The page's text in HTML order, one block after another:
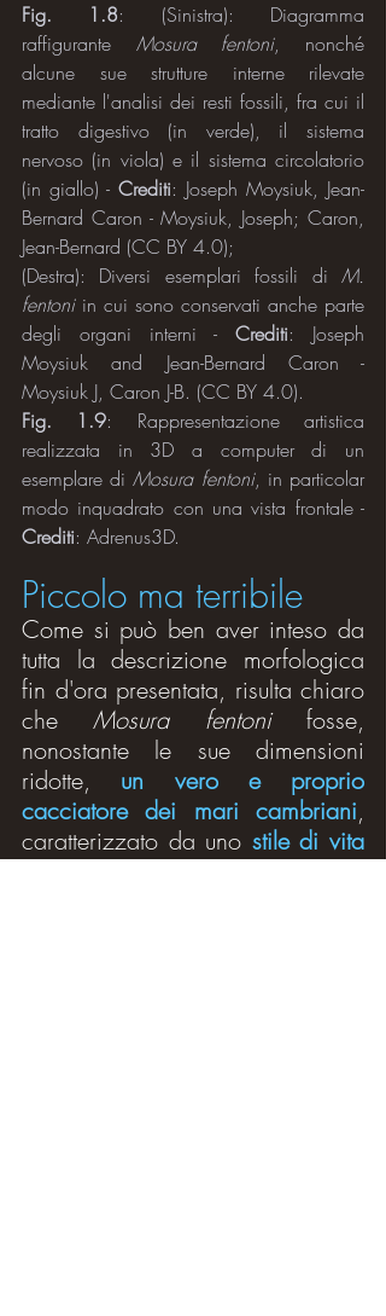
Fig. 1.8: (Sinistra): Diagramma
raffigurante Mosura fentoni, nonché
alcune sue strutture interne rilevate
mediante l'analisi dei resti fossili, fra cui il
tratto digestivo (in verde), il sistema
nervoso (in viola) e il sistema circolatorio
(in giallo) - Crediti: Joseph Moysiuk, Jean-
Bernard Caron - Moysiuk, Joseph; Caron,
Jean-Bernard (CC BY 4.0);
(Destra): Diversi esemplari fossili di M.
fentoni in cui sono conservati anche parte
degli organi interni - Crediti: Joseph
Moysiuk and Jean-Bernard Caron -
Moysiuk J, Caron J-B. (CC BY 4.0).
Fig. 1.9: Rappresentazione artistica
realizzata in 3D a computer di un
esemplare di Mosura fentoni, in particolar
Crediti: Adrenus3D.
Piccolo ma terribile
Come si può ben aver inteso da
tutta la descrizione morfologica
fin d'ora presentata, risulta chiaro
che Mosura fentoni fosse,
nonostante le sue dimensioni
ridotte, un vero e proprio
cacciatore dei mari cambriani,
caratterizzato da uno stile di vita